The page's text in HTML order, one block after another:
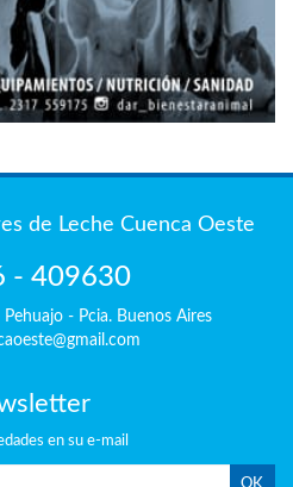
de Leche Cuenca Oeste
- 409630
- Pcia. Buenos Aires
en su e-mail
OK